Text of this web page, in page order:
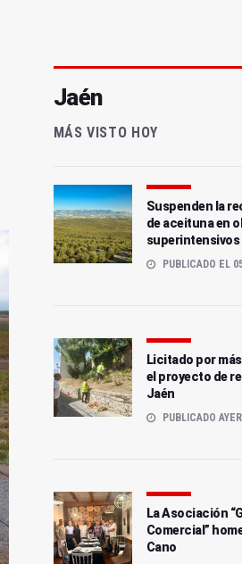
Jaén
MÁS VISTO HOY
Suspenden la
de aceituna en
superintensivos
PUBLICADO EL
Licitado por
el proyecto de
Jaén
PUBLICADO
La Asociación
Comercial”
Cano